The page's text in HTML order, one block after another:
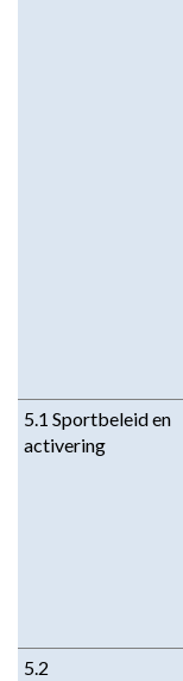
5.1 Sportbeleid en
activering
5.2